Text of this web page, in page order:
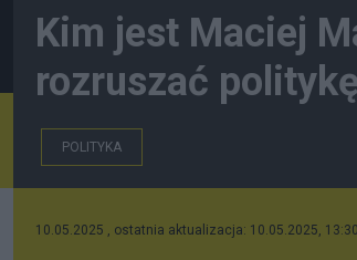
Kim jest Maciej
rozruszać
POLITYKA
10.05.2025 , ostatnia aktualizacja: 10.05.2025, 13:30